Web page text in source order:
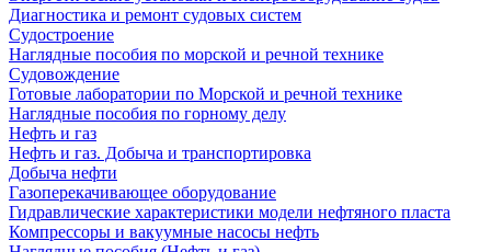
Диагностика и ремонт судовых систем
Судостроение
Наглядные пособия по морской и речной технике
Судовождение
Готовые лаборатории по Морской и речной технике
Наглядные пособия по горному делу
Нефть и газ
Нефть и газ. Добыча и транспортировка
Добыча нефти
Газоперекачивающее оборудование
Гидравлические характеристики модели нефтяного пласта
Компрессоры и вакуумные насосы нефть